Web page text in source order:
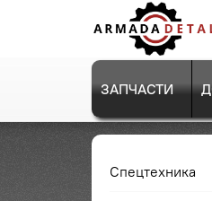
ЗАПЧАСТИ
Спецтехника